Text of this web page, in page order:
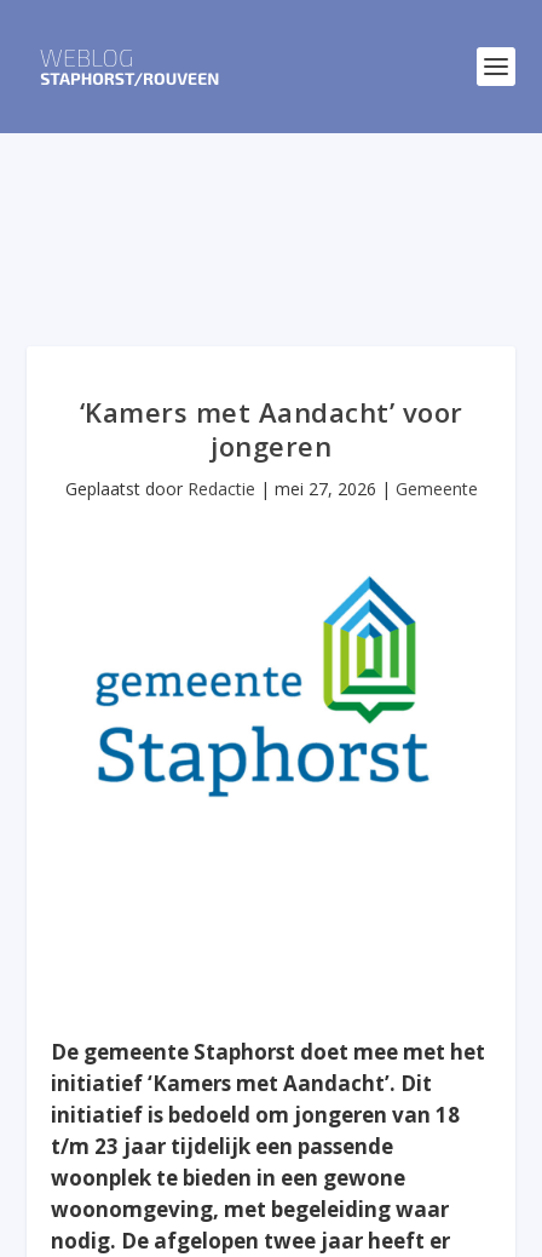
‘Kamers met Aandacht’ voor
jongeren
Geplaatst door Redactie | mei 27, 2026 | Gemeente
De gemeente Staphorst doet mee met het
initiatief ‘Kamers met Aandacht’. Dit
initiatief is bedoeld om jongeren van 18
t/m 23 jaar tijdelijk een passende
woonplek te bieden in een gewone
woonomgeving, met begeleiding waar
nodig. De afgelopen twee jaar heeft er